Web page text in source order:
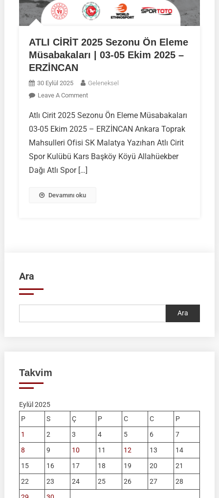
ATLI CİRİT 2025 Sezonu Ön Eleme
Müsabakaları | 03-05 Ekim 2025 –
ERZİNCAN
30 Eylül 2025
Geleneksel
Leave A CommentOn
CİRİT
2025
Sezonu
Eleme
Atlı Cirit 2025 Sezonu Ön Eleme Müsabakaları
03-05 Ekim 2025 – ERZİNCAN Ankara Toprak
Mahsulleri Ofisi SK Malatya Yazıhan Atlı Cirit
Spor Kulübü Kars Başköy Köyü Allahüekber
Dağı Atlı Spor […]
Devamını oku
Ara
Ara
Takvim
Eylül 2025
P
S Ç P C C
P
1
2 3 4 5 6
7
8
9 10 11 12 13
14
15
16 17 18 19 20
21
22
23 24 25 26 27
28